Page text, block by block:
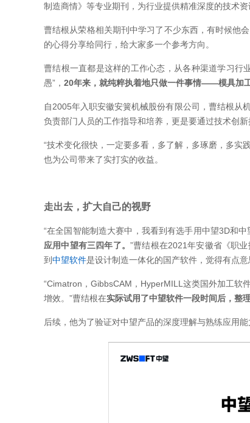
制造商情》等专业期刊，为行业提供精准深度的技术资
曹结根从荣格相关期刊中学习了不少东西，有时候他
的心得分享给同行，给大家多一个参考方向。
曹结根一直都是这样的工作心态，从各种渠道学习行
愚”， 20年来，就纯粹执着地只做一件事情——模具加工
自2005年入职安徽安簧机械股份有限公司，曹结根
负责部门人员的工作指导和培养，更是要通过技术创新
“技术变化很快，一定要多看，多了解，多琢磨，多实
也为公司带来了实打实的收益。
走出去，扩大自己的视野
“在全国智能制造大赛中，我看到有选手用中望3D和
应用中望有三四年了。 ”曹结根在2021年安徽省《职
到 中望软件是设计制造一体化的国产软件，觉得有点意
“Cimatron，GibbsCAM，HyperMILL这类国外加工软
增效。”曹结根在实际试用了中望软件一段时间后，整
后续，他为了验证对中望产品的深度理解与熟练应用